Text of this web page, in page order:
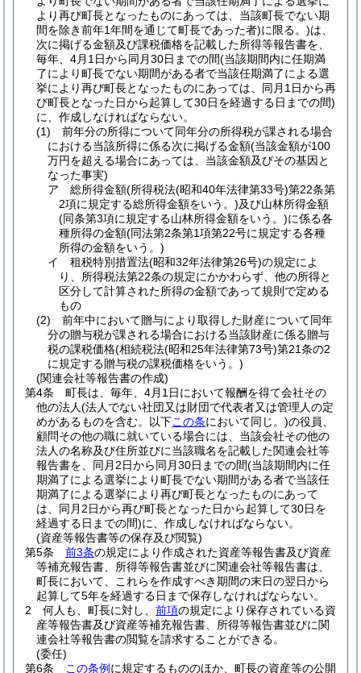
より再び町長となったものにあっては、当該町長でない期
間を除き前年1年間を通じて町長であった者)に限る。)は、
次に掲げる金額及び課税価格を記載した所得等報告書を、
毎年、4月1日から同月30日までの間(当該期間内に任期満
了により町長でない期間がある者で当該任期満了による選
挙により再び町長となったものにあっては、同月1日から再
び町長となった日から起算して30日を経過する日までの間)
に、作成しなければならない。
(1)
前年分の所得について同年分の所得税が課される場合
における当該所得に係る次に掲げる金額(当該金額が100
万円を超える場合にあっては、当該金額及びその基因と
なった事実)
ア
総所得金額(所得税法(昭和40年法律第33号)第22条第
2項に規定する総所得金額をいう。)及び山林所得金額
(同条第3項に規定する山林所得金額をいう。)に係る各
種所得の金額(同法第2条第1項第22号に規定する各種
所得の金額をいう。)
イ
租税特別措置法(昭和32年法律第26号)の規定によ
り、所得税法第22条の規定にかかわらず、他の所得と
区分して計算された所得の金額であって規則で定める
もの
(2)
前年中において贈与により取得した財産について同年
分の贈与税が課される場合における当該財産に係る贈与
税の課税価格(相続税法(昭和25年法律第73号)第21条の2
に規定する贈与税の課税価格をいう。)
(関連会社等報告書の作成)
第4条
町長は、毎年、4月1日において報酬を得て会社その
他の法人(法人でない社団又は財団で代表者又は管理人の定
めがあるものを含む。以下この条において同じ。)の役員、
顧問その他の職に就いている場合には、当該会社その他の
法人の名称及び住所並びに当該職名を記載した関連会社等
報告書を、同月2日から同月30日までの間(当該期間内に任
期満了による選挙により町長でない期間がある者で当該任
期満了による選挙により再び町長となったものにあって
は、同月2日から再び町長となった日から起算して30日を
経過する日までの間)に、作成しなければならない。
(資産等報告書等の保存及び閲覧)
第5条
前3条の規定により作成された資産等報告書及び資産
等補充報告書、所得等報告書並びに関連会社等報告書は、
町長において、これらを作成すべき期間の末日の翌日から
起算して5年を経過する日まで保存しなければならない。
2
何人も、町長に対し、 前項の規定により保存されている資
産等報告書及び資産等補充報告書、所得等報告書並びに関
連会社等報告書の閲覧を請求することができる。
(委任)
第6条
この条例 に規定するもののほか、町長の資産等の公開